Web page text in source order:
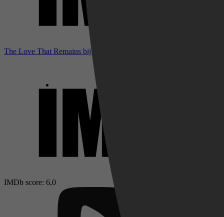
The Love That Remains bij IMDb
IMDb score: 6,0